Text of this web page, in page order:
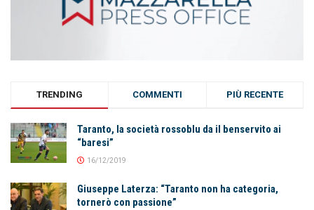
TRENDING COMMENTI PIÙ RECENTE
Taranto, la società rossoblu da il benservito ai
“baresi”
16/12/2019
Giuseppe Laterza: “Taranto non ha categoria,
tornerò con passione”